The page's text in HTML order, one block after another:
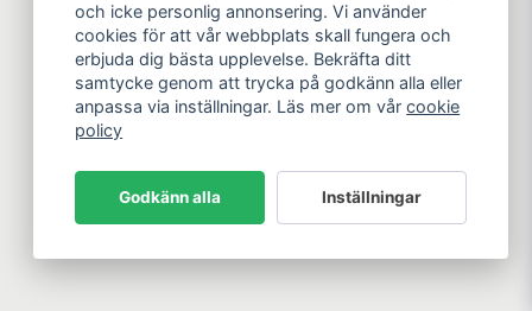
och icke personlig annonsering. Vi använder
cookies för att vår webbplats skall fungera och
erbjuda dig bästa upplevelse. Bekräfta ditt
samtycke genom att trycka på godkänn alla eller
anpassa via inställningar. Läs mer om vårcookie
policy
Godkänn alla Inställningar